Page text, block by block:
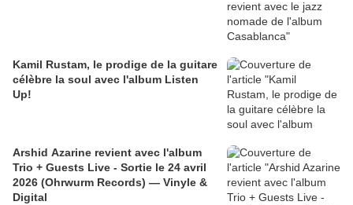
Kamil Rustam, le prodige de la guitare
célèbre la soul avec l'album Listen
Up!
Arshid Azarine revient avec l'album
Trio + Guests Live - Sortie le 24 avril
2026 (Ohrwurm Records) — Vinyle &
Digital